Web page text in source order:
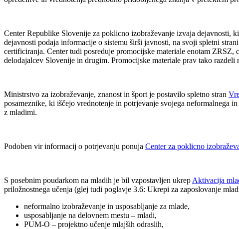
Center Republike Slovenije za poklicno izobraževanje izvaja dejavnosti,
dejavnosti podaja informacije o sistemu širši javnosti, na svoji spletni
certificiranja. Center tudi posreduje promocijske materiale enotam
delodajalcev Slovenije in drugim. Promocijske materiale prav tako
Ministrstvo za izobraževanje, znanost in šport je postavilo spletno stran
posameznike, ki iščejo vrednotenje in potrjevanje svojega neformalnega
z mladimi.
Podoben vir informacij o potrjevanju ponuja Center za poklicno
S posebnim poudarkom na mladih je bil vzpostavljen ukrep Aktivacija
priložnostnega učenja (glej tudi poglavje 3.6: Ukrepi za zaposlovanje
neformalno izobraževanje in usposabljanje za mlade,
usposabljanje na delovnem mestu – mladi,
PUM-O – projektno učenje mlajših odraslih,